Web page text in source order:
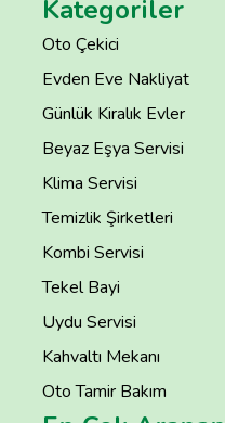
Kategoriler
Oto Çekici
Evden Eve Nakliyat
Günlük Kiralık Evler
Beyaz Eşya Servisi
Klima Servisi
Temizlik Şirketleri
Kombi Servisi
Tekel Bayi
Uydu Servisi
Kahvaltı Mekanı
Oto Tamir Bakım